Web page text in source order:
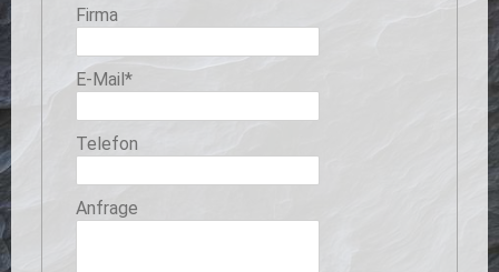
Firma
Pflichtfeld
E-Mail*
Telefon
Anfrage